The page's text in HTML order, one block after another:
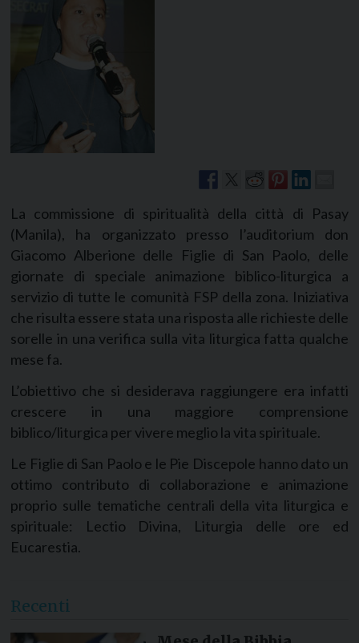
La commissione di spiritualità della città di Pasay
(Manila), ha organizzato presso l’auditorium don
Giacomo Alberione delle Figlie di San Paolo, delle
giornate di speciale animazione biblico-liturgica a
servizio di tutte le comunità FSP della zona. Iniziativa
che risulta essere stata una risposta alle richieste delle
sorelle in una verifica sulla vita liturgica fatta qualche
mese fa.
L’obiettivo che si desiderava raggiungere era infatti
crescere in una maggiore comprensione
biblico/liturgica per vivere meglio la vita spirituale.
Le Figlie di San Paolo e le Pie Discepole hanno dato un
ottimo contributo di collaborazione e animazione
proprio sulle tematiche centrali della vita liturgica e
spirituale: Lectio Divina, Liturgia delle ore ed
Eucarestia.
Recenti